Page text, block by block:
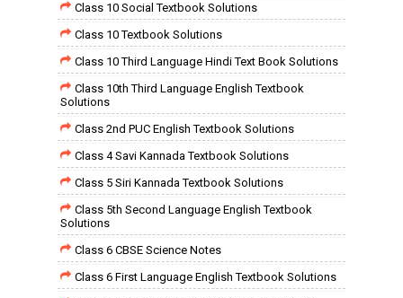
Class 10 Social Textbook Solutions
Class 10 Textbook Solutions
Class 10 Third Language Hindi Text Book Solutions
Class 10th Third Language English Textbook
Solutions
Class 2nd PUC English Textbook Solutions
Class 4 Savi Kannada Textbook Solutions
Class 5 Siri Kannada Textbook Solutions
Class 5th Second Language English Textbook
Solutions
Class 6 CBSE Science Notes
Class 6 First Language English Textbook Solutions